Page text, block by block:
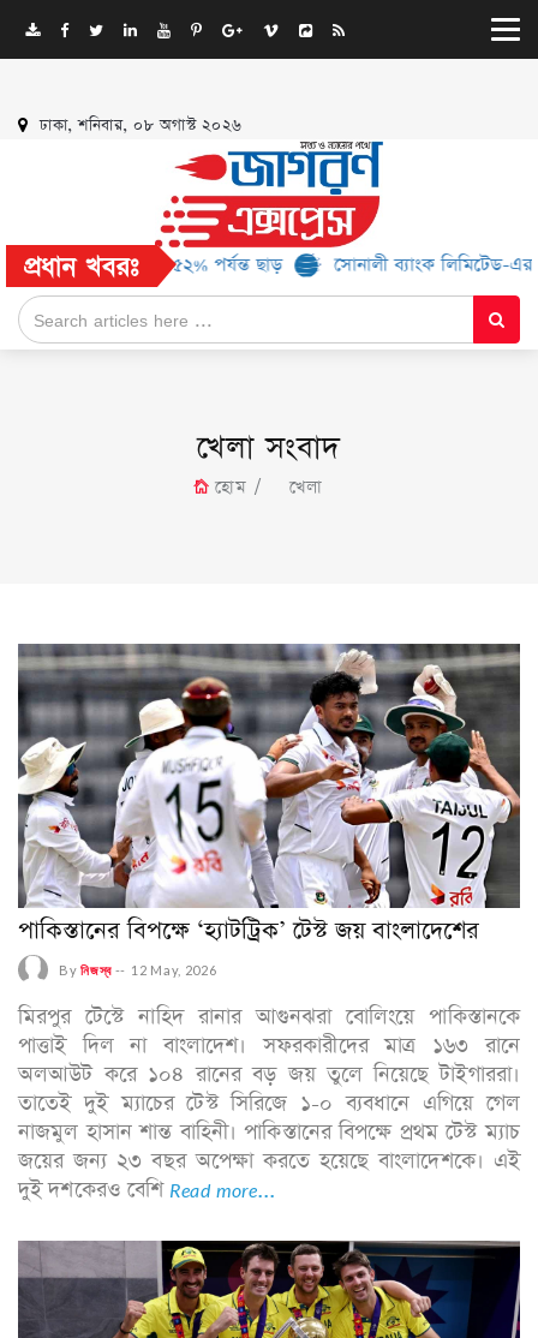
ঢাকা, শনিবার, ০৮ অগাস্ট ২০২৬
প্রধান খবরঃ
মিলবে ৫২% পর্যন্ত ছাড় সোনালী ব্যাংক লিমিটেড-এর ‘কৃষক কার্ড’
খেলা সংবাদ
হোম খেলা
পাকিস্তানের বিপক্ষে ‘হ্যাটট্রিক’ টেস্ট জয় বাংলাদেশের
Byনিজস্ব-- 12 May, 2026
মিরপুর টেস্টে নাহিদ রানার আগুনঝরা বোলিংয়ে পাকিস্তানকে
পাত্তাই দিল না বাংলাদেশ। সফরকারীদের মাত্র ১৬৩ রানে
অলআউট করে ১০৪ রানের বড় জয় তুলে নিয়েছে টাইগাররা।
তাতেই দুই ম্যাচের টেস্ট সিরিজে ১-০ ব্যবধানে এগিয়ে গেল
নাজমুল হাসান শান্ত বাহিনী। পাকিস্তানের বিপক্ষে প্রথম টেস্ট ম্যাচ
জয়ের জন্য ২৩ বছর অপেক্ষা করতে হয়েছে বাংলাদেশকে। এই
দুই দশকেরও বেশি Read more...